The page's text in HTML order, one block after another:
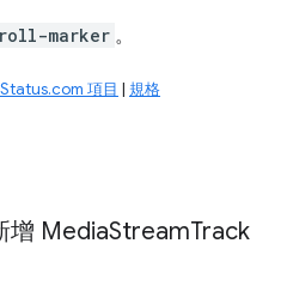
marker 。
項目 | 規格
增 MediaStreamTrack